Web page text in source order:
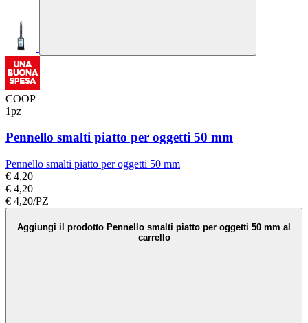
COOP
1pz
Pennello smalti piatto per oggetti 50 mm
Pennello smalti piatto per oggetti 50 mm
€ 4,20
€ 4,20
€ 4,20/PZ
Aggiungi il prodotto Pennello smalti piatto per oggetti 50 mm al
carrello